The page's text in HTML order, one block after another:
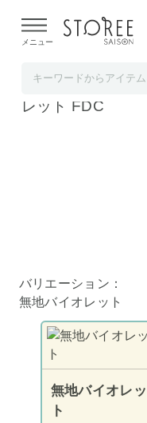
よる配送遅延が発生して
メニュー
筆箱 えんぴつチ
レット FDC
バリエーション：
無地バイオレット
無地バイオレッ
ト